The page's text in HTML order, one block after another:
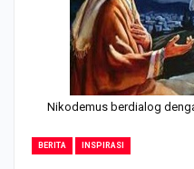
Nikodemus berdialog
BERITA INSPIRASI